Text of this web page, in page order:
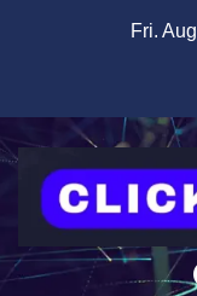
Fri.